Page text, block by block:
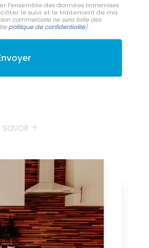
l'ensemble des données transmises
le suivi et le traitement de ma
commerciale ne sera faite des
politique de confidentialité)
savoir +